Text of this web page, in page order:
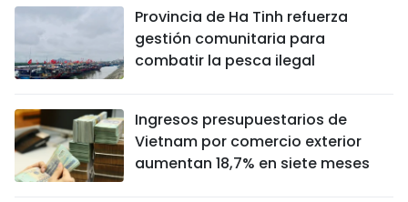
Provincia de Ha Tinh refuerza
gestión comunitaria para
combatir la pesca ilegal
Ingresos presupuestarios de
Vietnam por comercio exterior
aumentan 18,7% en siete meses